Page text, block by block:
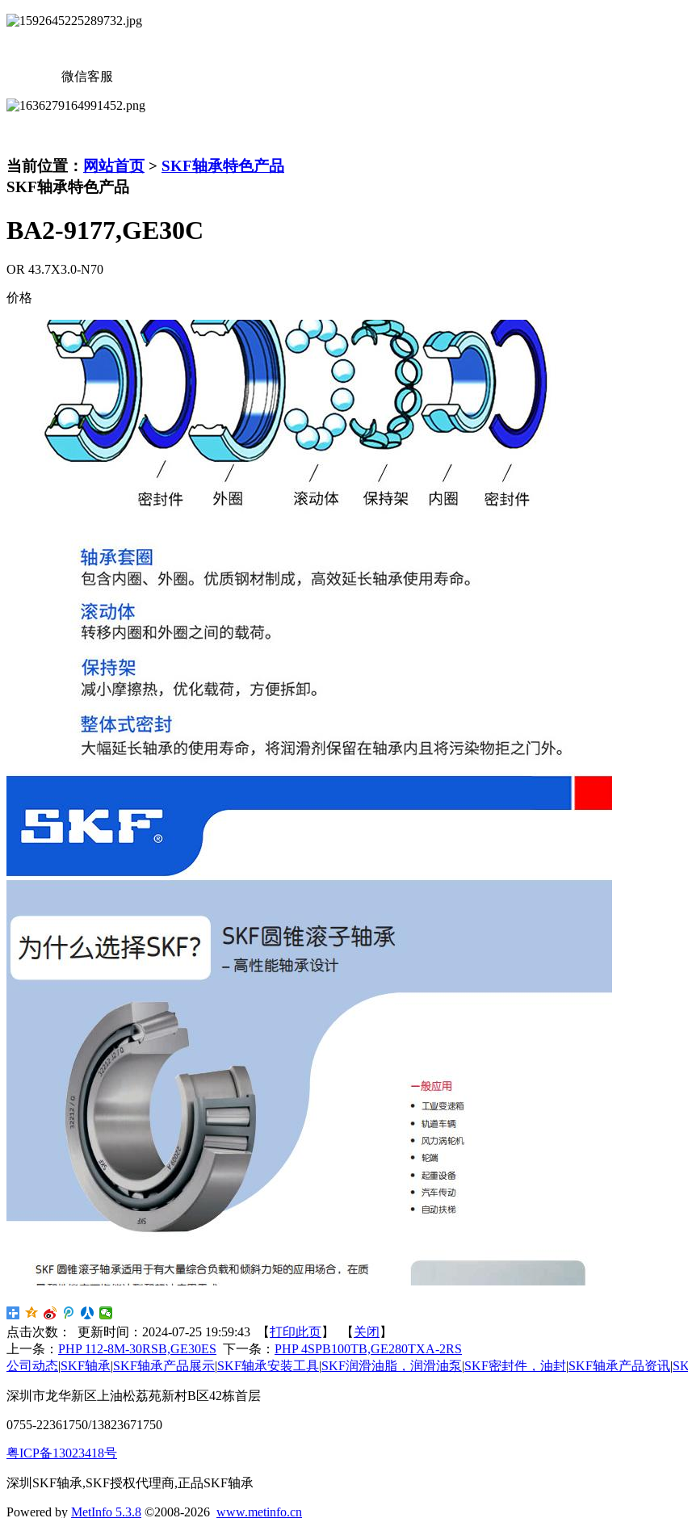
微信客服
当前位置： 网站首页 > SKF轴承特色产品
SKF轴承特色产品
BA2-9177,GE30C
OR 43.7X3.0-N70
价格
点击次数： 更新时间：2024-07-25 19:59:43 【打印此页】 【 关闭 】
上一条： PHP 112-8M-30RSB,GE30ES 下一条： PHP 4SPB100TB,GE280TXA-2RS
公司动态|SKF轴承|SKF轴承产品展示|SKF轴承安装工具|SKF润滑油脂，润滑油泵|SKF密封件，油封|SKF轴承产品资讯|
深圳市龙华新区上油松荔苑新村B区42栋首层
0755-22361750/13823671750
粤ICP备13023418号
深圳SKF轴承,SKF授权代理商,正品SKF轴承
Powered by MetInfo 5.3.8 ©2008-2026 www.metinfo.cn